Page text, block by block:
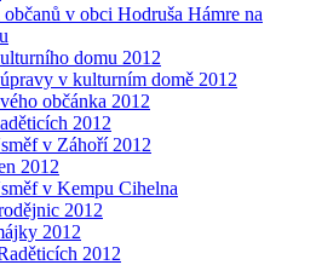
občanů v obci Hodruša Hámre na
domu 2012
v kulturním domě 2012
občánka 2012
2012
v Záhoří 2012
2012
v Kempu Cihelna
2012
2012
2012